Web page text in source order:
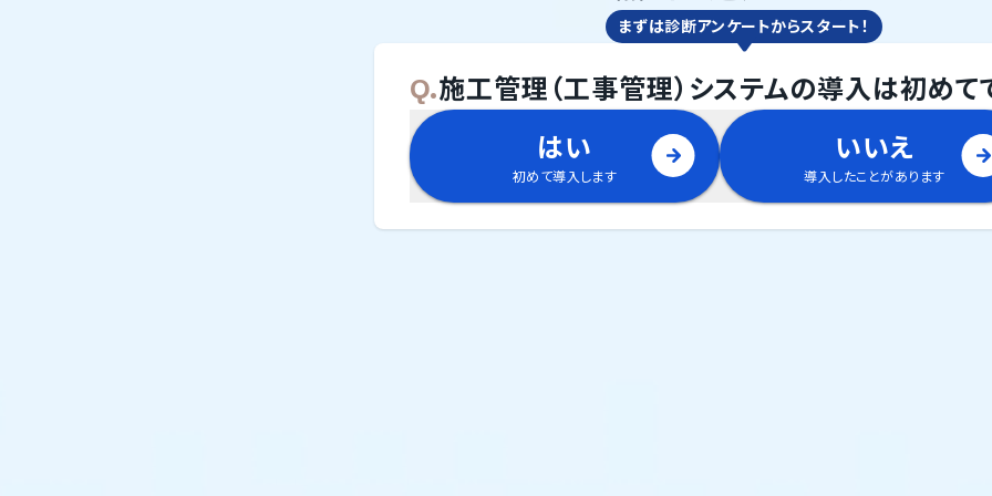
まずは診断アンケートからスタート！
Q.施工管理（工事管理）システムの導入は初めて
はい
初めて導入します
いいえ
導入したことがあります